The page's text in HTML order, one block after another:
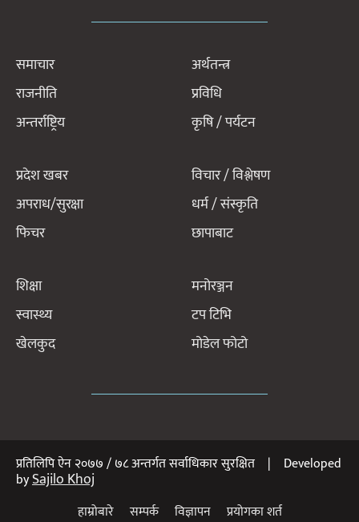
समाचार
राजनीति
अन्तर्राष्ट्रिय
अर्थतन्त्र
प्रविधि
कृषि / पर्यटन
प्रदेश खबर
अपराध/सुरक्षा
फिचर
विचार / विश्लेषण
धर्म / संस्कृति
छापाबाट
शिक्षा
स्वास्थ्य
खेलकुद
मनोरञ्जन
टप टिभि
मोडेल फोटो
प्रतिलिपि ऐन २०७७ / ७८ अन्तर्गत सर्वाधिकार सुरक्षित | Developed
bySajilo Khoj
हाम्रोबारे सम्पर्क विज्ञापन प्रयोगका शर्त